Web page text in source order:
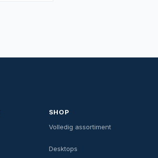
SHOP
Volledig assortiment
Desktops